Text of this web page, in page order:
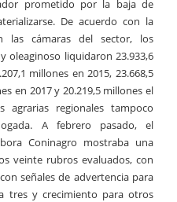
prometido por la baja de
De acuerdo con la
las cámaras del sector, los
oleaginoso liquidaron 23.933,6
millones en 2015, 23.668,5
en 2017 y 20.219,5 millones el
agrarias regionales tampoco
A febrero pasado, el
Coninagro mostraba una
veinte rubros evaluados, con
señales de advertencia para
tres y crecimiento para otros